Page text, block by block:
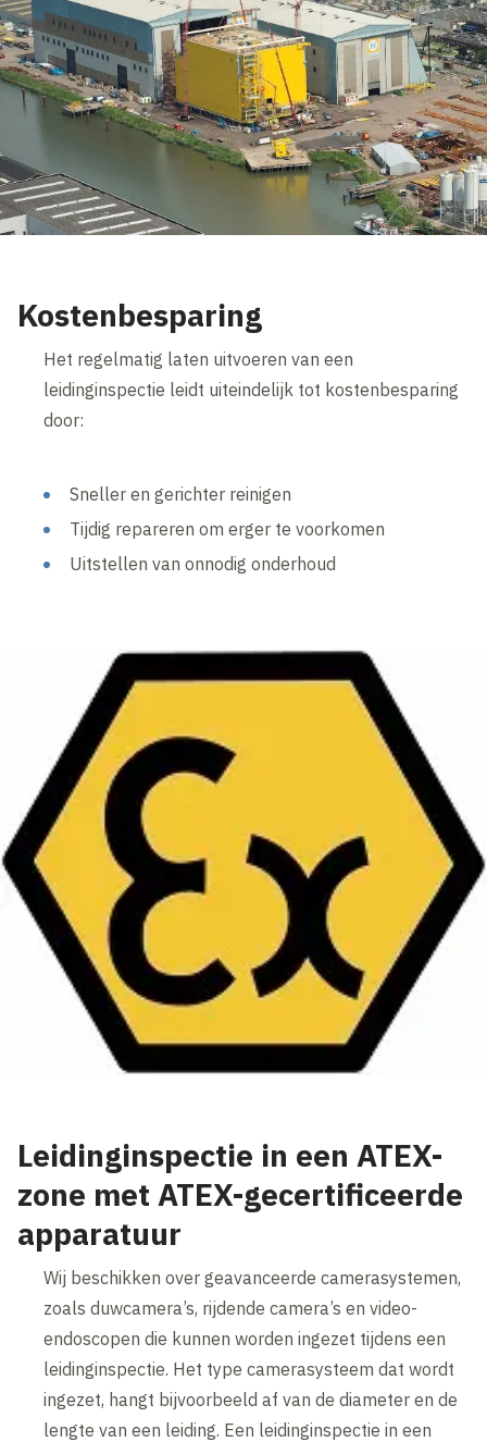
Kostenbesparing
Het regelmatig laten uitvoeren van een
leidinginspectie leidt uiteindelijk tot kostenbesparing
door:
Sneller en gerichter reinigen
Tijdig repareren om erger te voorkomen
Uitstellen van onnodig onderhoud
Leidinginspectie in een ATEX-
zone met ATEX-gecertificeerde
apparatuur
Wij beschikken over geavanceerde camerasystemen,
zoals duwcamera’s, rijdende camera’s en video-
endoscopen die kunnen worden ingezet tijdens een
leidinginspectie. Het type camerasysteem dat wordt
ingezet, hangt bijvoorbeeld af van de diameter en de
lengte van een leiding. Een leidinginspectie in een